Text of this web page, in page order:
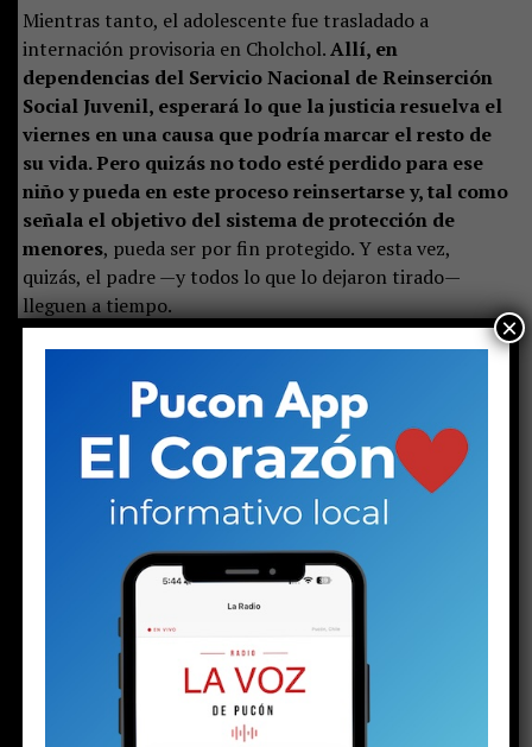
Mientras tanto, el adolescente fue trasladado a
internación provisoria en Cholchol.Allí, en
dependencias del Servicio Nacional de Reinserción
Social Juvenil, esperará lo que la justicia resuelva el
viernes en una causa que podría marcar el resto de
su vida. Pero quizás no todo esté perdido para ese
niño y pueda en este proceso reinsertarse y, tal como
señala el objetivo del sistema de protección de
menores, pueda ser por fin protegido. Y esta vez,
quizás, el padre —y todos lo que lo dejaron tirado—
lleguen a tiempo.
Apoya el periodismo local e independiente
haciéndote socio de La Voz de Pucón)
Share this:
Facebook X
×